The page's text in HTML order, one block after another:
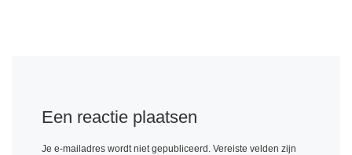
Een reactie plaatsen
Je e-mailadres wordt niet gepubliceerd. Vereiste velden zijn